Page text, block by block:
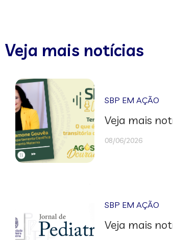
Veja mais notícias
SBP EM AÇÃO
Veja mais
08/06/2026
SBP EM AÇÃO
Veja mais